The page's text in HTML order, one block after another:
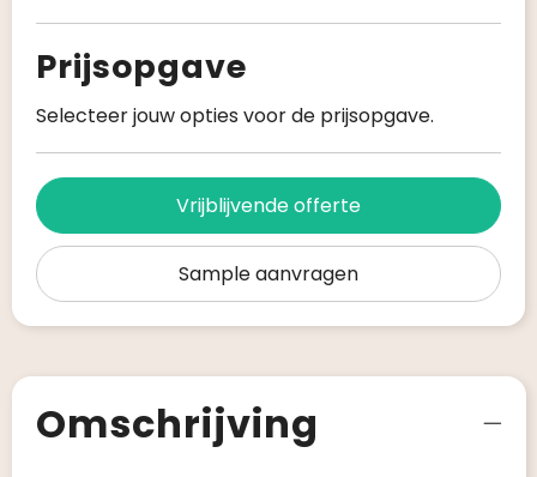
Prijsopgave
Selecteer jouw opties voor de prijsopgave.
Vrijblijvende offerte
Sample aanvragen
Omschrijving